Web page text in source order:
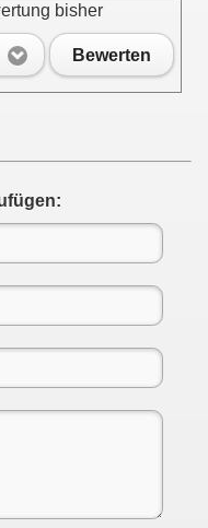
bisher
Bewerten